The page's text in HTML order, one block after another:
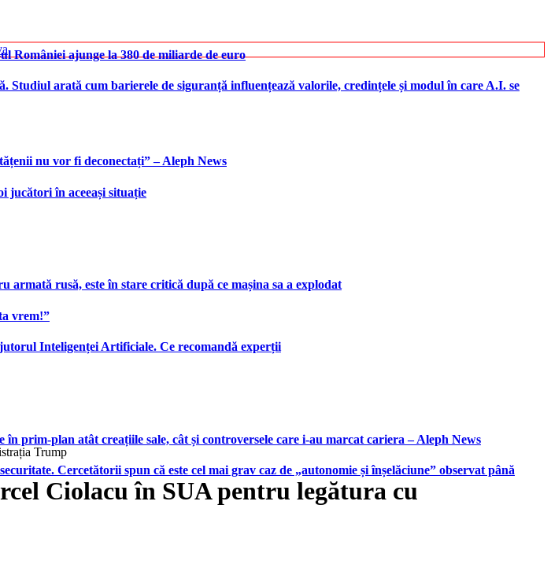
României ajunge la 380 de miliarde de euro
arată cum barierele de siguranță influențează valorile, credințele și modul în care A.I. se
nu vor fi deconectați” – Aleph News
jucători în aceeași situație
rusă, este în stare critică după ce mașina sa a explodat
vrem!”
Inteligenței Artificiale. Ce recomandă experții
prim-plan atât creațiile sale, cât și controversele care i-au marcat cariera – Aleph News
Cercetătorii spun că este cel mai grav caz de „autonomie și înșelăciune” observat până
Trump
Ciolacu în SUA pentru legătura cu